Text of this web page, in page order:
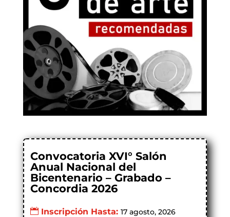
Convocatoria XVI° Salón
Anual Nacional del
Bicentenario – Grabado –
Concordia 2026
Inscripción Hasta: 17 agosto, 2026